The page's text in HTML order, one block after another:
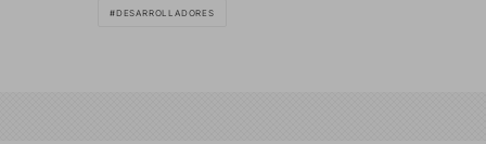
DESARROLLADORES